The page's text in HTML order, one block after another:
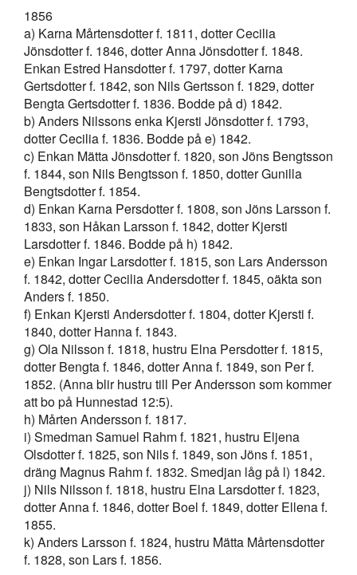
1856
a) Karna Mårtensdotter f. 1811, dotter Cecilia
Jönsdotter f. 1846, dotter Anna Jönsdotter f. 1848.
Enkan Estred Hansdotter f. 1797, dotter Karna
Gertsdotter f. 1842, son Nils Gertsson f. 1829, dotter
Bengta Gertsdotter f. 1836. Bodde på d) 1842.
b) Anders Nilssons enka Kjersti Jönsdotter f. 1793,
dotter Cecilia f. 1836. Bodde på e) 1842.
c) Enkan Mätta Jönsdotter f. 1820, son Jöns Bengtsson
f. 1844, son Nils Bengtsson f. 1850, dotter Gunilla
Bengtsdotter f. 1854.
d) Enkan Karna Persdotter f. 1808, son Jöns Larsson f.
1833, son Håkan Larsson f. 1842, dotter Kjersti
Larsdotter f. 1846. Bodde på h) 1842.
e) Enkan Ingar Larsdotter f. 1815, son Lars Andersson
f. 1842, dotter Cecilia Andersdotter f. 1845, oäkta son
Anders f. 1850.
f) Enkan Kjersti Andersdotter f. 1804, dotter Kjersti f.
1840, dotter Hanna f. 1843.
g) Ola Nilsson f. 1818, hustru Elna Persdotter f. 1815,
dotter Bengta f. 1846, dotter Anna f. 1849, son Per f.
1852. (Anna blir hustru till Per Andersson som kommer
att bo på Hunnestad 12:5).
h) Mårten Andersson f. 1817.
i) Smedman Samuel Rahm f. 1821, hustru Eljena
Olsdotter f. 1825, son Nils f. 1849, son Jöns f. 1851,
dräng Magnus Rahm f. 1832. Smedjan låg på l) 1842.
j) Nils Nilsson f. 1818, hustru Elna Larsdotter f. 1823,
dotter Anna f. 1846, dotter Boel f. 1849, dotter Ellena f.
1855.
k) Anders Larsson f. 1824, hustru Mätta Mårtensdotter
f. 1828, son Lars f. 1856.